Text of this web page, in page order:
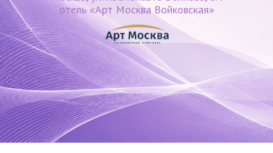
отель «Арт Москва Войковская»